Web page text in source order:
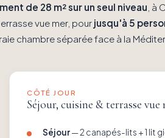
de 28 m² sur un seul niveau , à
vue mer, pour jusqu'à 5
chambre séparée face à la
CÔTÉ JOUR
Séjour, cuisine & terrasse vue
Séjour— 2 canapés-lits + 1 lit